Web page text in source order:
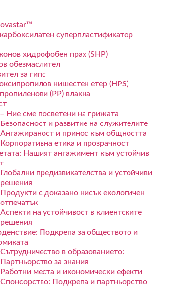
суперпластификатор
хидрофобен прах (SHP)
обезмаслител
за гипс
нишестен етер (HPS)
(PP) влакна
Ние сме посветени на грижата
Безопасност и развитие на служителите
Ангажираност и принос към общността
Корпоративна етика и прозрачност
Нашият ангажимент към устойчив
Глобални предизвикателства и устойчиви
решения
Продукти с доказано нисък екологичен
отпечатък
Аспекти на устойчивост в клиентските
решения
Подкрепа за обществото и
Сътрудничество в образованието:
Партньорство за знания
Работни места и икономически ефекти
Спонсорство: Подкрепа и партньорство